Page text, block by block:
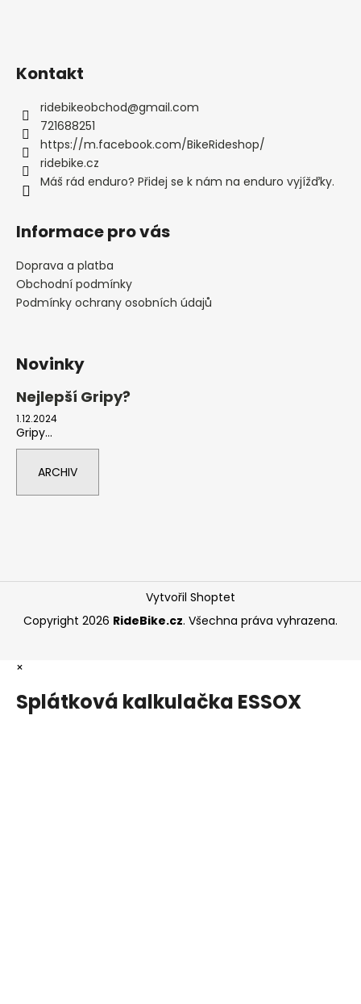
Kontakt
ridebikeobchod@gmail.com
721688251
https://m.facebook.com/BikeRideshop/
ridebike.cz
Máš rád enduro? Přidej se k nám na enduro vyjížďky.
Informace pro vás
Doprava a platba
Obchodní podmínky
Podmínky ochrany osobních údajů
Novinky
Nejlepší Gripy?
1.12.2024
Gripy...
ARCHIV
Vytvořil Shoptet
Copyright 2026 RideBike.cz. Všechna práva vyhrazena.
×
Splátková kalkulačka ESSOX